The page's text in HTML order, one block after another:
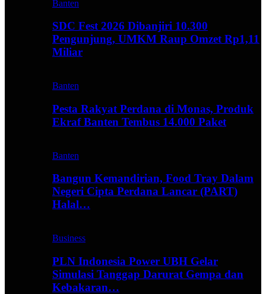
Banten
SDC Fest 2026 Dibanjiri 10.300
Pengunjung, UMKM Raup Omzet Rp1,11
Miliar
Banten
Pesta Rakyat Perdana di Monas, Produk
Ekraf Banten Tembus 14.000 Paket
Banten
Bangun Kemandirian, Food Tray Dalam
Negeri Cipta Perdana Lancar (PART)
Halal…
Business
PLN Indonesia Power UBH Gelar
Simulasi Tanggap Darurat Gempa dan
Kebakaran…